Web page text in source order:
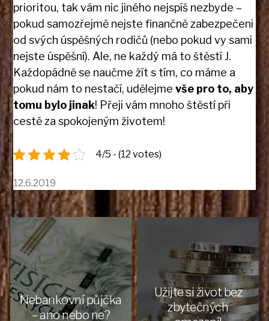
prioritou, tak vám nic jiného nejspíš nezbyde –
pokud samozřejmě nejste finančně zabezpečeni
od svých úspěšných rodičů (nebo pokud vy sami
nejste úspěšní). Ale, ne každý má to štěstí J.
Každopádně se naučme žít s tím, co máme a
pokud nám to nestačí, udělejmevše pro to, aby
tomu bylo jinak! Přeji vám mnoho štěstí při
cestě za spokojeným životem!
4/5 - (12 votes)
12.6.2019
Nebankovní půjčka
– ano nebo ne?
Užijte si život bez
zbytečných